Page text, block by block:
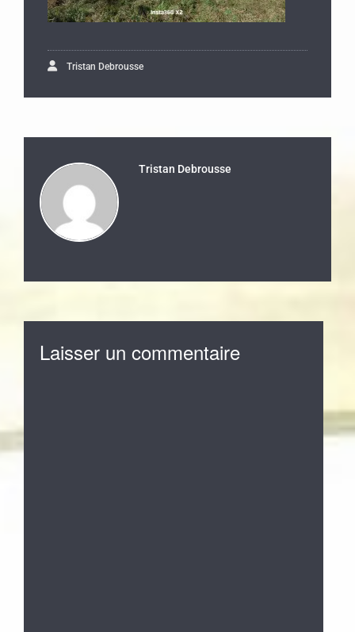
Tristan Debrousse
Tristan Debrousse
Laisser un commentaire